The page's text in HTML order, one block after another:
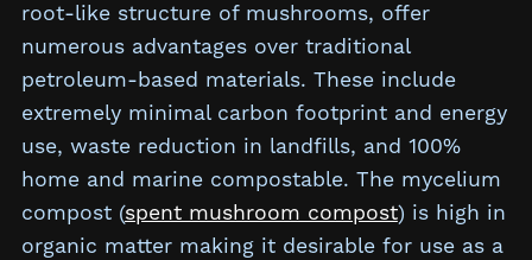
root-like structure of mushrooms, offer
numerous advantages over traditional
petroleum-based materials. These include
extremely minimal carbon footprint and energy
use, waste reduction in landfills, and 100%
home and marine compostable. The mycelium
compost (spent mushroom compost) is high in
organic matter making it desirable for use as a